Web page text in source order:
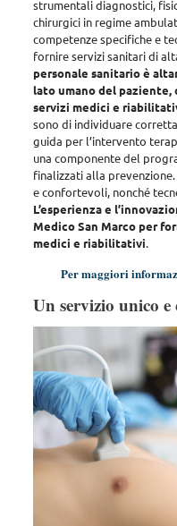
strumentali diagnostici,
chirurgici in regime
competenze specifiche e
fornire servizi sanitari di
personale sanitario è
lato umano del
servizi medici e
sono di individuare
guida per l’intervento
una componente del
finalizzati alla prevenzione
e confortevoli, nonché
L’esperienza e
Medico San Marco per
medici e riabilitativi.
Per maggiori
Un servizio unico e